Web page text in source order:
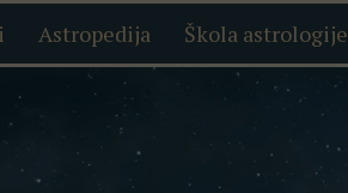
Astropedija Škola astrologije